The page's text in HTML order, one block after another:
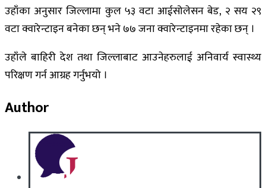
उहाँका अनुसार जिल्लामा कुल ५३ वटा आईसोलेसन बेड, २ सय २९
वटा क्वारेन्टाइन बनेका छन् भने ७७ जना क्वारेन्टाइनमा रहेका छन् ।
उहाँले बाहिरी देश तथा जिल्लाबाट आउनेहरुलाई अनिवार्य स्वास्थ्य
परिक्षण गर्न आग्रह गर्नुभयो ।
Author